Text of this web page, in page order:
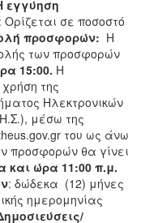
εγγύηση
: Ορίζεται σε ποσοστό
προσφορών: Η
των προσφορών
15:00. Η
της
Ηλεκτρονικών
μέσω της
του ως άνω
προσφορών θα γίνει
και ώρα 11:00 π.μ.
: δώδεκα (12) μήνες
ημερομηνίας